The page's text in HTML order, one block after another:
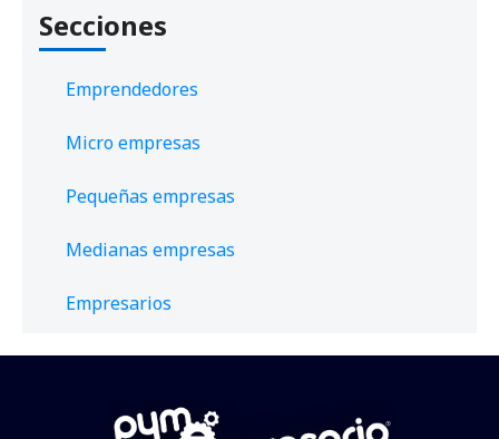
Secciones
Emprendedores
Micro empresas
Pequeñas empresas
Medianas empresas
Empresarios